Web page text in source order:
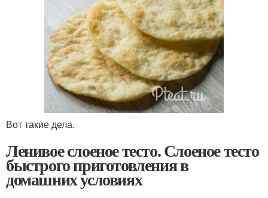
Вот такие дела.
Ленивое слоеное тесто. Слоеное тесто
быстрого приготовления в
домашних условиях